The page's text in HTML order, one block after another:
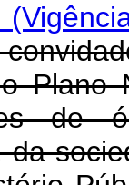
Plano
de
da